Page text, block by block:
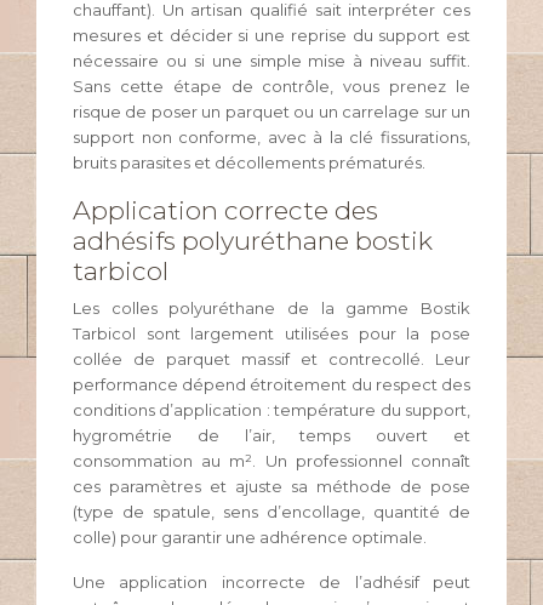
chauffant). Un artisan qualifié sait interpréter ces
mesures et décider si une reprise du support est
nécessaire ou si une simple mise à niveau suffit.
Sans cette étape de contrôle, vous prenez le
risque de poser un parquet ou un carrelage sur un
support non conforme, avec à la clé fissurations,
bruits parasites et décollements prématurés.
Application correcte des
adhésifs polyuréthane bostik
tarbicol
Les colles polyuréthane de la gamme Bostik
Tarbicol sont largement utilisées pour la pose
collée de parquet massif et contrecollé. Leur
performance dépend étroitement du respect des
conditions d’application : température du support,
hygrométrie de l’air, temps ouvert et
consommation au m². Un professionnel connaît
ces paramètres et ajuste sa méthode de pose
(type de spatule, sens d’encollage, quantité de
colle) pour garantir une adhérence optimale.
Une application incorrecte de l’adhésif peut